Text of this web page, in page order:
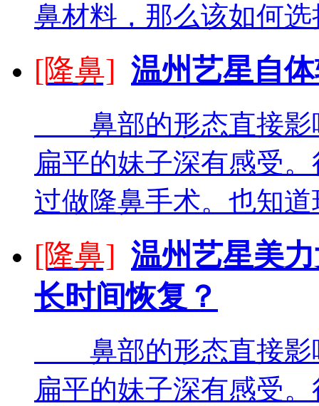
鼻材料，那么该如何
[隆鼻] 温州艺星自
鼻部的形态直接影
扁平的妹子深有感受
过做隆鼻手术。也知
[隆鼻] 温州艺星美
长时间恢复？
鼻部的形态直接影
扁平的妹子深有感受